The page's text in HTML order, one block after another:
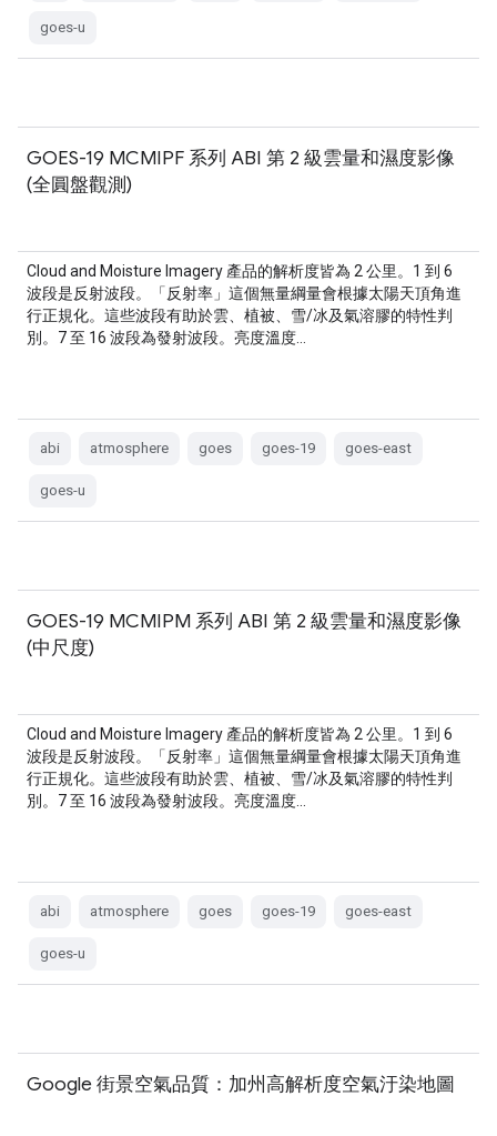
goes-u
GOES-19 MCMIPF 系列 ABI 第 2 級雲量和濕度影像
(全圓盤觀測)
Cloud and Moisture Imagery 產品的解析度皆為 2 公里。1 到 6
波段是反射波段。「反射率」這個無量綱量會根據太陽天頂角進
行正規化。這些波段有助於雲、植被、雪/冰及氣溶膠的特性判
別。7 至 16 波段為發射波段。亮度溫度…
abi atmosphere goes goes-19 goes-east
goes-u
GOES-19 MCMIPM 系列 ABI 第 2 級雲量和濕度影像
(中尺度)
Cloud and Moisture Imagery 產品的解析度皆為 2 公里。1 到 6
波段是反射波段。「反射率」這個無量綱量會根據太陽天頂角進
行正規化。這些波段有助於雲、植被、雪/冰及氣溶膠的特性判
別。7 至 16 波段為發射波段。亮度溫度…
abi atmosphere goes goes-19 goes-east
goes-u
Google 街景空氣品質：加州高解析度空氣汙染地圖